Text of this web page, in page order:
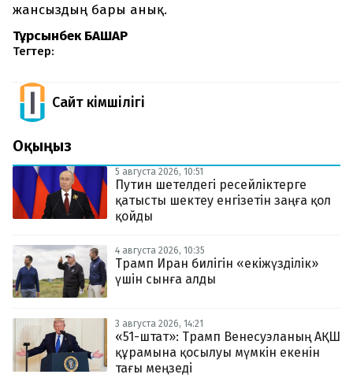
жансыздың бары анық.
Тұрсынбек БАШАР
Тегтер:
Сайт Әкімшілігі
Оқыңыз
5 августа 2026, 10:51
Путин шетелдегі ресейліктерге
қатысты шектеу енгізетін заңға қол
қойды
4 августа 2026, 10:35
Трамп Иран билігін «екіжүзділік»
үшін сынға алды
3 августа 2026, 14:21
«51-штат»: Трамп Венесуэланың АҚШ
құрамына қосылуы мүмкін екенін
тағы меңзеді